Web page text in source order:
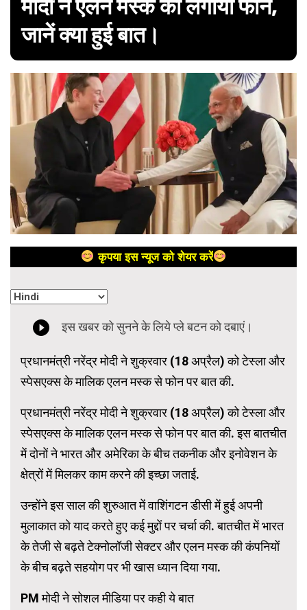
मोदी ने एलन मस्क को लगाया फोन,
जानें क्या हुई बात।
कृपया इस न्यूज को शेयर करें
प्रधानमंत्री नरेंद्र मोदी ने शुक्रवार (18 अप्रैल) को टेस्ला और
स्पेसएक्स के मालिक एलन मस्क से फोन पर बात की.
प्रधानमंत्री नरेंद्र मोदी ने शुक्रवार (18 अप्रैल) को टेस्ला और
स्पेसएक्स के मालिक एलन मस्क से फोन पर बात की. इस बातचीत
में दोनों ने भारत और अमेरिका के बीच तकनीक और इनोवेशन के
क्षेत्रों में मिलकर काम करने की इच्छा जताई.
उन्होंने इस साल की शुरुआत में वाशिंगटन डीसी में हुई अपनी
मुलाकात को याद करते हुए कई मुद्दों पर चर्चा की. बातचीत में भारत
के तेजी से बढ़ते टेक्नोलॉजी सेक्टर और एलन मस्क की कंपनियों
के बीच बढ़ते सहयोग पर भी खास ध्यान दिया गया.
PM मोदी ने सोशल मीडिया पर कही ये बात